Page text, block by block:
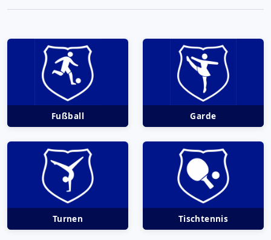
Fußball Garde
Turnen Tischtennis